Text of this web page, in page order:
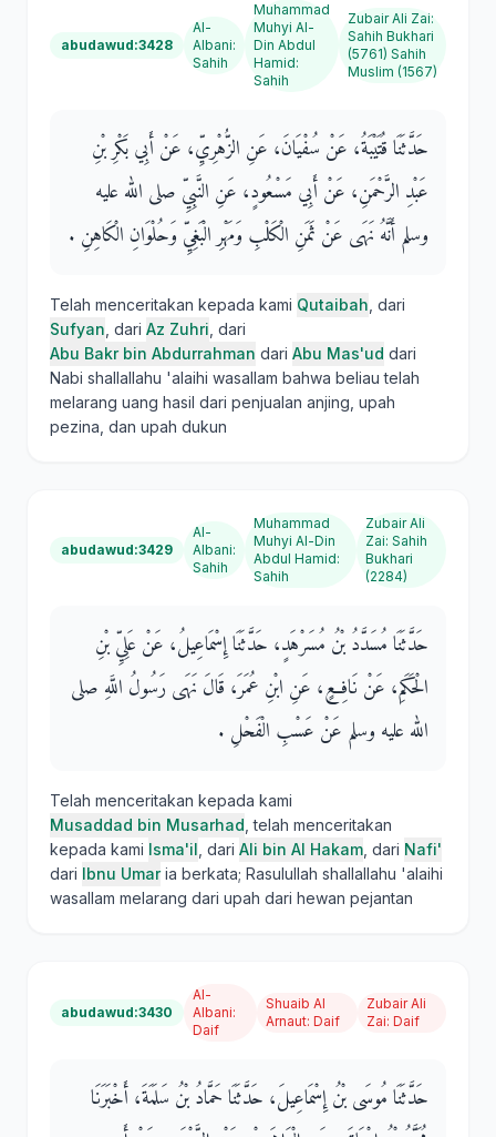
abudawud:3428
Al-
Albani:
Sahih
Muhammad
Muhyi Al-
Din Abdul
Hamid:
Sahih
Zubair Ali Zai:
Sahih Bukhari
(5761) Sahih
Muslim (1567)
حَدَّثَنَا قُتَيْبَةُ، عَنْ سُفْيَانَ، عَنِ الزُّهْرِيِّ، عَنْ أَبِي بَكْرِ بْنِ
عَبْدِ الرَّحْمَنِ، عَنْ أَبِي مَسْعُودٍ، عَنِ النَّبِيِّ صلى الله عليه
وسلم أَنَّهُ نَهَى عَنْ ثَمَنِ الْكَلْبِ وَمَهْرِ الْبَغِيِّ وَحُلْوَانِ الْكَاهِنِ ‏.‏
Telah menceritakan kepada kami Qutaibah , dari
Sufyan , dari Az Zuhri , dari
Abu Bakr bin Abdurrahman dari Abu Mas'ud dari
Nabi shallallahu 'alaihi wasallam bahwa beliau telah
melarang uang hasil dari penjualan anjing, upah
pezina, dan upah dukun
abudawud:3429
Al-
Albani:
Sahih
Muhammad
Muhyi Al-Din
Abdul Hamid:
Sahih
Zubair Ali
Zai:Sahih
Bukhari
(2284)
حَدَّثَنَا مُسَدَّدُ بْنُ مُسَرْهَدٍ، حَدَّثَنَا إِسْمَاعِيلُ، عَنْ عَلِيِّ بْنِ
الْحَكَمِ، عَنْ نَافِعٍ، عَنِ ابْنِ عُمَرَ، قَالَ نَهَى رَسُولُ اللَّهِ صلى
الله عليه وسلم عَنْ عَسْبِ الْفَحْلِ ‏.‏
Telah menceritakan kepada kami
Musaddad bin Musarhad , telah menceritakan
kepada kami Isma'il , dari Ali bin Al Hakam , dari Nafi'
dari Ibnu Umaria berkata; Rasulullah shallallahu 'alaihi
wasallam melarang dari upah dari hewan pejantan
abudawud:3430
Al-
Albani:
Daif
Shuaib Al
Arnaut:Daif
Zubair Ali
Zai:Daif
حَدَّثَنَا مُوسَى بْنُ إِسْمَاعِيلَ، حَدَّثَنَا حَمَّادُ بْنُ سَلَمَةَ، أَخْبَرَنَا